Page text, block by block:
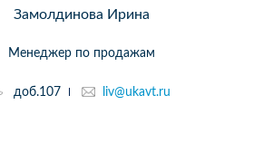
Замолдинова Ирина
Менеджер по продажам
доб.107 liv@ukavt.ru